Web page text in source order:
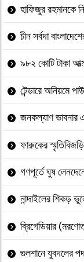
হাফিজুর রহমানকে
চীন সর্বদা
৯৮২ কোটি টাকা
টেন্ডারে অনিয়মে
জনকল্যাণ ভাবনার
ফারুকের
গণপূর্তে ঘুষ
নান্দাইলের শিকড়
ব্রিগেডিয়ার
গুলশানে যুবদলের